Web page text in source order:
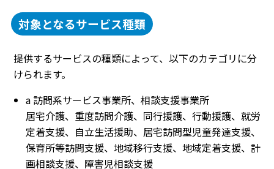
対象となるサービス種類
提供するサービスの種類によって、以下のカテゴリに分
けられます。
a 訪問系サービス事業所、相談支援事業所
居宅介護、重度訪問介護、同行援護、行動援護、就労
定着支援、自立生活援助、居宅訪問型児童発達支援、
保育所等訪問支援、地域移行支援、地域定着支援、計
画相談支援、障害児相談支援